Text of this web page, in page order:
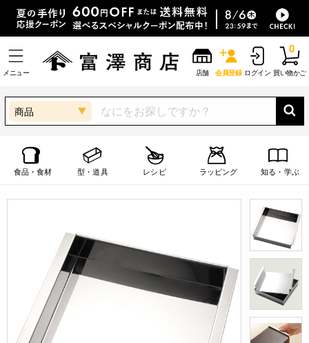
メニュー 店舗 会員登録 ログイン 買い物かご
0
商品
食品・食材 型・道具 レシピ ラッピング 知る・学ぶ